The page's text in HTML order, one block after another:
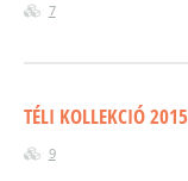
7
TÉLI KOLLEKCIÓ 2015
9